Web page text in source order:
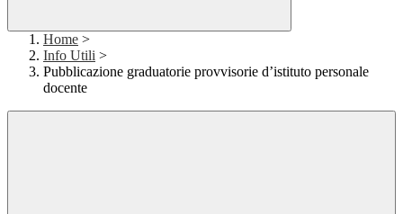
Home >
Info Utili >
Pubblicazione graduatorie provvisorie d’istituto personale
docente